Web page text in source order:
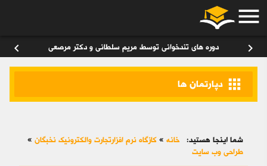
menu
chevron_right دوره های تندخوانی توسط مریم سلطانی و دکتر مرصعی chevron_left
apps دپارتمان ها
شما اینجا هستید: خانه » کازگاه نرم افزارتجارت والکترونیک نخبگان »
طراحی وب سایت